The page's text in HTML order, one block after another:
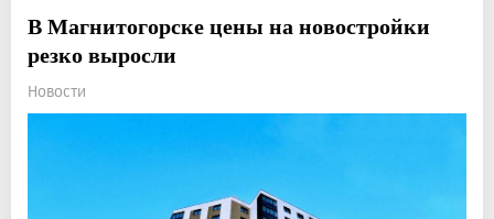
В Магнитогорске цены на новостройки
резко выросли
Новости